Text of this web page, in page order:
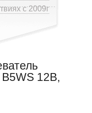
с 2009г
12B,